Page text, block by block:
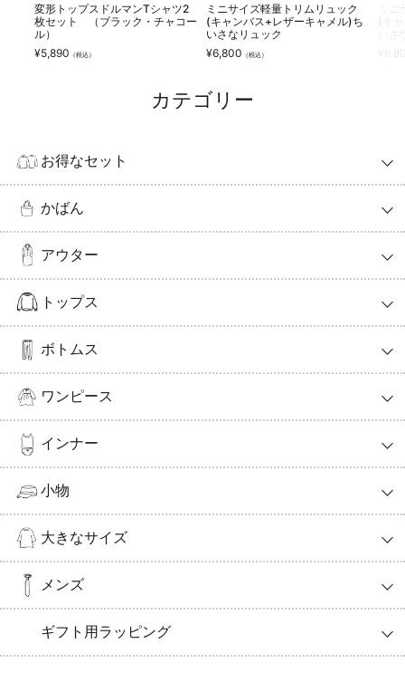
変形トップスドルマンTシャツ2
枚セット （ブラック・チャコー
ル）
¥5,890 （税込）
ミニサイズ軽量トリムリュック
(キャンバス+レザーキャメル)ち
いさなリュック
¥6,800 （税込）
カテゴリー
お得なセット
かばん
アウター
トップス
ボトムス
ワンピース
インナー
小物
大きなサイズ
メンズ
ギフト用ラッピング